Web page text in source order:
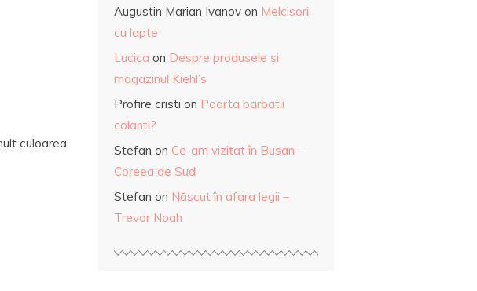
culoarea
Augustin Marian Ivanov on Melcisori
cu lapte
Lucica on Despre produsele și
magazinul Kiehl’s
Profire cristi on Poarta barbatii
colanti?
Stefan on Ce-am vizitat în Busan –
Coreea de Sud
Stefan on Născut în afara legii –
Trevor Noah